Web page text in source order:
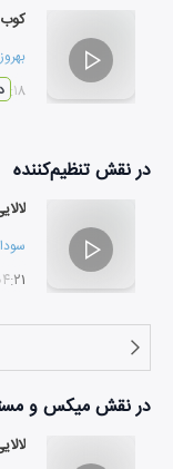
کوب
در نقشتنظیم‌کننده
در نقشمیکس و